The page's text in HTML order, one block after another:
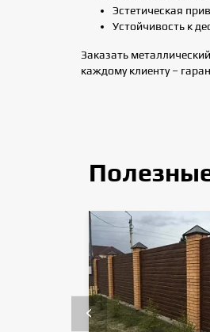
Эстетическая
Устойчивость к
Заказать
каждому клиенту –